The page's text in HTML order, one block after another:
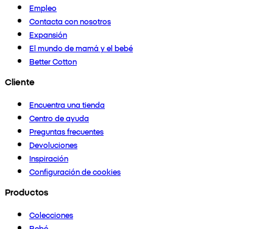
Empleo
Contacta con nosotros
Expansión
El mundo de mamá y el bebé
Better Cotton
Cliente
Encuentra una tienda
Centro de ayuda
Preguntas frecuentes
Devoluciones
Inspiración
Configuración de cookies
Productos
Colecciones